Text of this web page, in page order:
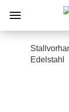
Edelstahl